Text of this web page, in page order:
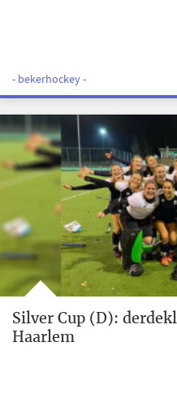
- bekerhockey -
Silver Cup (D):
Haarlem